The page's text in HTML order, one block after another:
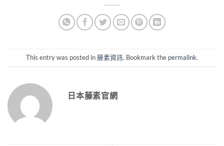
This entry was posted in藤素資訊. Bookmark the permalink.
日本藤素官網